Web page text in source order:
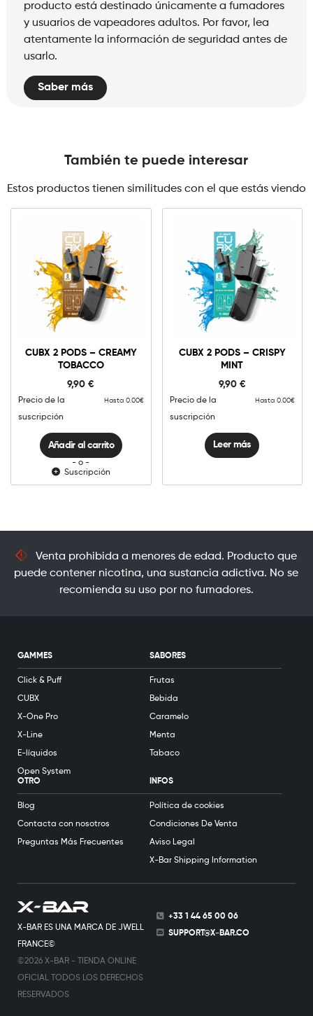
producto está destinado únicamente a fumadores
y usuarios de vapeadores adultos. Por favor, lea
atentamente la información de seguridad antes de
usarlo.
Saber más
También te puede interesar
Estos productos tienen similitudes con el que estás viendo
CUBX 2 PODS – CREAMY
TOBACCO
9,90€
Precio de la
suscripción
Hasta 0.00€
0mg 10mg
2
-
Tobacco
cantidad
Añadir al carrito
Añadir al carrito
- o -
Suscripción
CUBX 2 PODS – CRISPY
MINT
9,90 €
Precio de la
suscripción
Hasta 0.00€
Leer más
Venta prohibida a menores de edad. Producto que
puede contener nicotina, una sustancia adictiva. No se
recomienda su uso por no fumadores.
X-BAR ES UNA MARCA DE JWELL
FRANCE©
©2026 X-BAR - TIENDA ONLINE
OFICIAL TODOS LOS DERECHOS
RESERVADOS
+33 1 44 65 00 06
SUPPORT@X-BAR.CO
GAMMES
Click & Puff
CUBX
X-One Pro
X-Line
E-líquidos
Open System
SABORES
Frutas
Bebida
Caramelo
Menta
Tabaco
OTRO
Blog
Contacta con nosotros
Preguntas Más Frecuentes
INFOS
Política de cookies
Condiciones De Venta
Aviso Legal
X-Bar Shipping Information